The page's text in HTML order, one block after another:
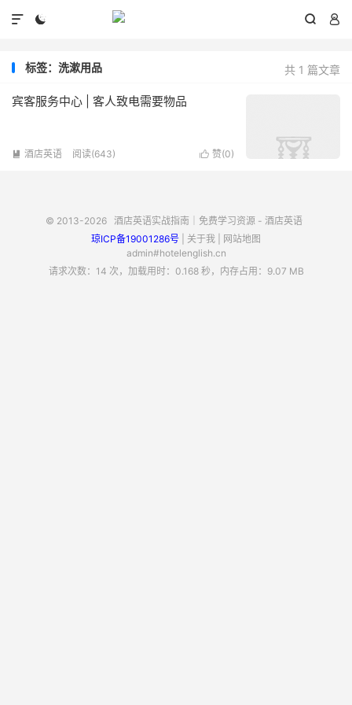
  

共 1 篇文章
标签：洗漱用品
宾客服务中心 | 客人致电需要物品
 赞(0)
 酒店英语 阅读(643)
© 2013-2026 酒店英语实战指南｜免费学习资源 - 酒店英语
琼ICP备19001286号
关于我
网站地图
admin#hotelenglish.cn
请求次数：14 次，加载用时：0.168 秒，内存占用：9.07 MB